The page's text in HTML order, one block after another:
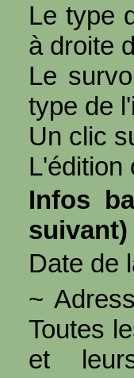
Le type
à droite
Le
type de
Un clic
L'édition
Infos
suivant)
Date de
~
Toutes
et